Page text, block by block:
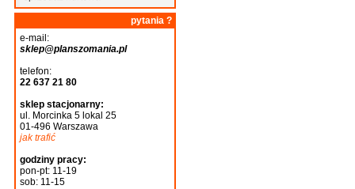
pytania ?
e-mail:
sklep@planszomania.pl
telefon:
22 637 21 80
sklep stacjonarny:
ul. Morcinka 5 lokal 25
01-496 Warszawa
jak trafić
godziny pracy:
pon-pt: 11-19
sob: 11-15